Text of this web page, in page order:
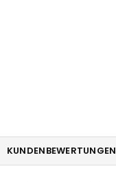
KUNDENBEWERTUNGEN